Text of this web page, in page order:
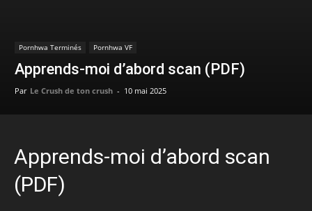
Pornhwa Terminés Pornhwa VF
Apprends-moi d’abord scan (PDF)
Par Le Crush de ton crush - 10 mai 2025
Apprends-moi d’abord scan
(PDF)